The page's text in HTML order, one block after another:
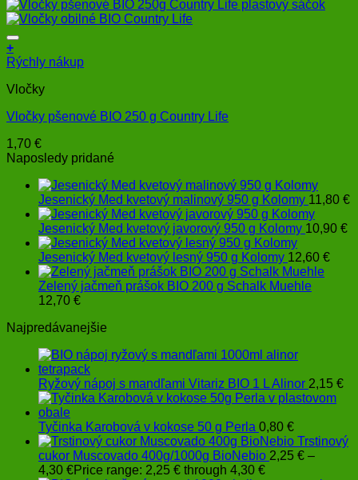
+
Rýchly nákup
Vločky
Vločky pšenové BIO 250 g Country Life
1,70 €
Naposledy pridané
Jesenický Med kvetový malinový 950 g Kolomy 11,80 €
Jesenický Med kvetový javorový 950 g Kolomy 10,90 €
Jesenický Med kvetový lesný 950 g Kolomy 12,60 €
Zelený jačmeň prášok BIO 200 g Schalk Muehle
12,70 €
Najpredávanejšie
Ryžový nápoj s mandľami Vitariz BIO 1 L Alinor 2,15 €
Tyčinka Karobová v kokose 50 g Perla 0,80 €
Trstinový
cukor Muscovado 400g/1000g BioNebio 2,25 € –
4,30 €Price range: 2,25 € through 4,30 €